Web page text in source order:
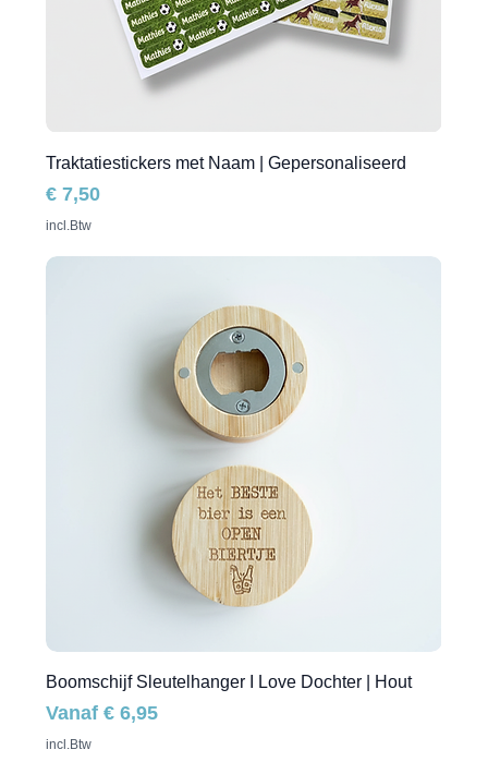
Traktatiestickers met Naam | Gepersonaliseerd
Prijs
€ 7,50
incl.Btw
Boomschijf Sleutelhanger I Love Dochter | Hout
Vanaf€ 6,95
Verkoopprijs
incl.Btw